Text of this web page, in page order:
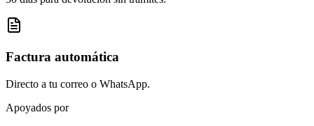
Factura automática
Directo a tu correo o WhatsApp.
Apoyados por